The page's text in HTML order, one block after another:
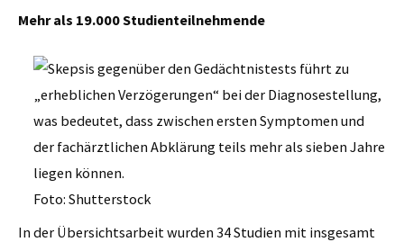
Mehr als 19.000 Studienteilnehmende
Foto: Shutterstock
In der Übersichtsarbeit wurden 34 Studien mit insgesamt